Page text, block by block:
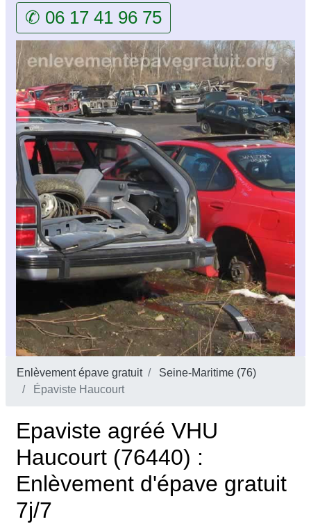
✆ 06 17 41 96 75
Enlèvement épave gratuit
Seine-Maritime (76)
Épaviste Haucourt
Epaviste agréé VHU
Haucourt (76440) :
Enlèvement d'épave gratuit
7j/7